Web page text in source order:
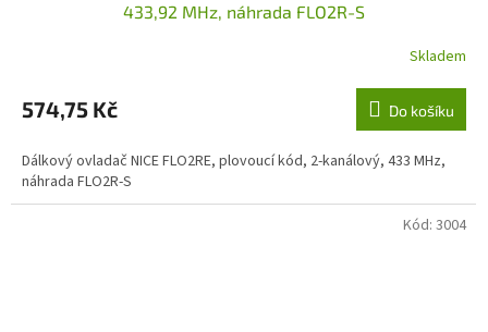
433,92 MHz, náhrada FLO2R-S
Skladem
574,75 Kč Do košíku
Dálkový ovladač NICE FLO2RE, plovoucí kód, 2-kanálový, 433 MHz,
náhrada FLO2R-S
Kód: 3004